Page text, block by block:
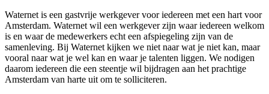
Waternet is een gastvrije werkgever voor iedereen met een hart voor
Amsterdam. Waternet wil een werkgever zijn waar iedereen welkom
is en waar de medewerkers echt een afspiegeling zijn van de
samenleving. Bij Waternet kijken we niet naar wat je niet kan, maar
vooral naar wat je wel kan en waar je talenten liggen. We nodigen
daarom iedereen die een steentje wil bijdragen aan het prachtige
Amsterdam van harte uit om te solliciteren.